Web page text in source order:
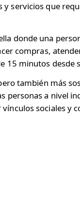
y servicios que
donde una
compras,
15 minutos desde
también más
personas a nivel
sociales y